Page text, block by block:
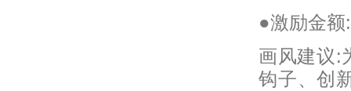
●激励金
画风建议:
钩子、创